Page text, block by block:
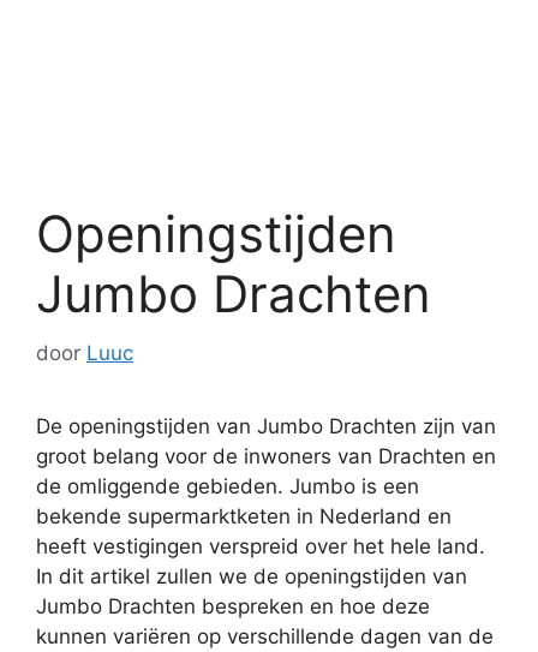
Openingstijden
Jumbo Drachten
door Luuc
De openingstijden van Jumbo Drachten zijn van
groot belang voor de inwoners van Drachten en
de omliggende gebieden. Jumbo is een
bekende supermarktketen in Nederland en
heeft vestigingen verspreid over het hele land.
In dit artikel zullen we de openingstijden van
Jumbo Drachten bespreken en hoe deze
kunnen variëren op verschillende dagen van de